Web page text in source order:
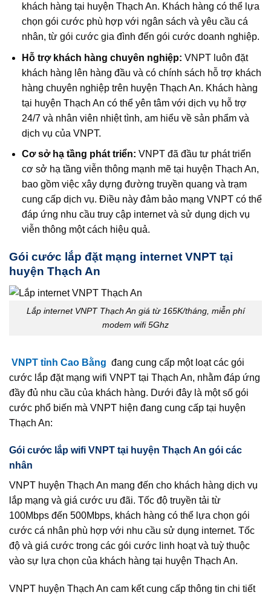
khách hàng tại huyện Thạch An. Khách hàng có thể lựa
chọn gói cước phù hợp với ngân sách và yêu cầu cá
nhân, từ gói cước gia đình đến gói cước doanh nghiệp.
Hỗ trợ khách hàng chuyên nghiệp: VNPT luôn đặt
khách hàng lên hàng đầu và có chính sách hỗ trợ khách
hàng chuyên nghiệp trên huyện Thạch An. Khách hàng
tại huyện Thạch An có thể yên tâm với dịch vụ hỗ trợ
24/7 và nhân viên nhiệt tình, am hiểu về sản phẩm và
dịch vụ của VNPT.
Cơ sở hạ tầng phát triển: VNPT đã đầu tư phát triển
cơ sở hạ tầng viễn thông mạnh mẽ tại huyện Thạch An,
bao gồm việc xây dựng đường truyền quang và trạm
cung cấp dịch vụ. Điều này đảm bảo mạng VNPT có thể
đáp ứng nhu cầu truy cập internet và sử dụng dịch vụ
viễn thông một cách hiệu quả.
Gói cước lắp đặt mạng internet VNPT tại
huyện Thạch An
Lắp internet VNPT Thạch An giá từ 165K/tháng, miễn phí
modem wifi 5Ghz
VNPT tỉnh Cao Bằng đang cung cấp một loạt các gói
cước lắp đặt mạng wifi VNPT tại Thạch An, nhằm đáp ứng
đầy đủ nhu cầu của khách hàng. Dưới đây là một số gói
cước phổ biến mà VNPT hiện đang cung cấp tại huyện
Thạch An:
Gói cước lắp wifi VNPT tại huyện Thạch An gói các
nhân
VNPT huyện Thạch An mang đến cho khách hàng dịch vụ
lắp mạng và giá cước ưu đãi. Tốc độ truyền tải từ
100Mbps đến 500Mbps, khách hàng có thể lựa chọn gói
cước cá nhân phù hợp với nhu cầu sử dụng internet. Tốc
độ và giá cước trong các gói cước linh hoạt và tuỳ thuộc
vào sự lựa chọn của khách hàng tại huyện Thạch An.
VNPT huyện Thạch An cam kết cung cấp thông tin chi tiết